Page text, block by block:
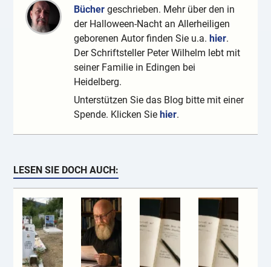
Bücher geschrieben. Mehr über den in
der Halloween-Nacht an Allerheiligen
geborenen Autor finden Sie u.a.hier.
Der Schriftsteller Peter Wilhelm lebt mit
seiner Familie in Edingen bei
Heidelberg.
Unterstützen Sie das Blog bitte mit einer
Spende. Klicken Siehier.
LESEN SIE DOCH AUCH: